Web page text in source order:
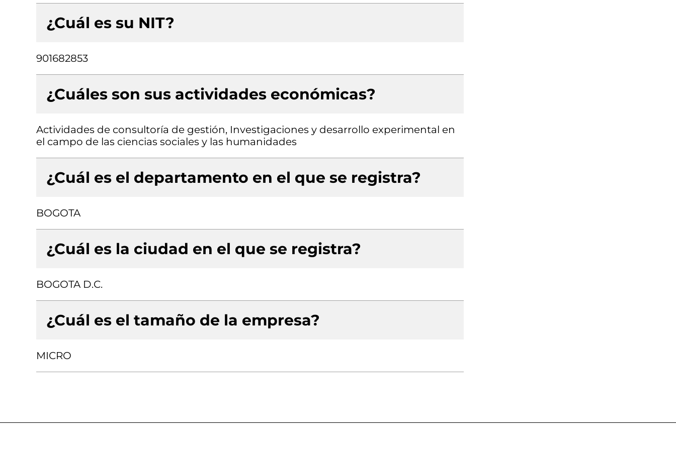
¿Cuál es su NIT?
901682853
¿Cuáles son sus actividades económicas?
Actividades de consultoría de gestión, Investigaciones y desarrollo experimental en
el campo de las ciencias sociales y las humanidades
¿Cuál es el departamento en el que se registra?
BOGOTA
¿Cuál es la ciudad en el que se registra?
BOGOTA D.C.
¿Cuál es el tamaño de la empresa?
MICRO